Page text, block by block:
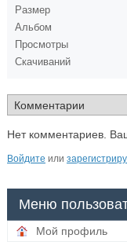
Размер
Альбом
Просмотры
Скачиваний
Нет комментариев.
Войдите или
Меню
Мой профиль